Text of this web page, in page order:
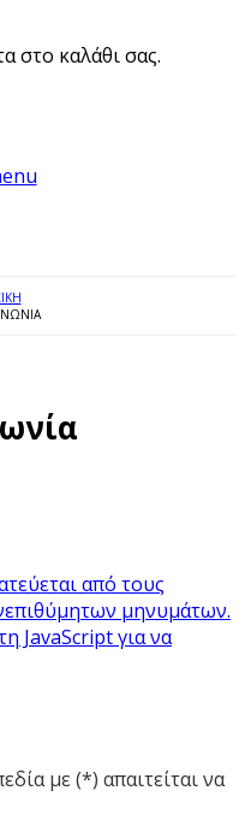
στο καλάθι σας.
από τους
μηνυμάτων.
JavaScript για να
με (*) απαιτείται να